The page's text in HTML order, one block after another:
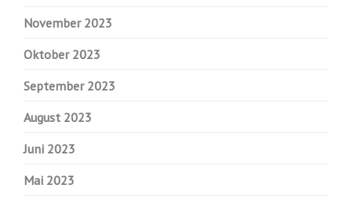
November 2023
Oktober 2023
September 2023
August 2023
Juni 2023
Mai 2023